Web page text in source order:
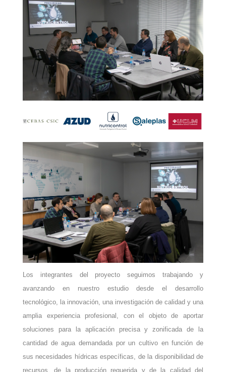
Los integrantes del proyecto seguimos trabajando y
avanzando en nuestro estudio desde el desarrollo
tecnológico, la innovación, una investigación de calidad y una
amplia experiencia profesional, con el objeto de aportar
soluciones para la aplicación precisa y zonificada de la
cantidad de agua demandada por un cultivo en función de
sus necesidades hídricas específicas, de la disponibilidad de
recursos, de la producción requerida y de la calidad del